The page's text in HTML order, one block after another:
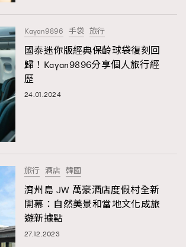
Kayan9896 手袋 旅行
國泰迷你版經典保齡球袋復刻回
歸！Kayan9896分享個人旅行經
歷
24.01.2024
旅行 酒店 韓國
濟州島 JW 萬豪酒店度假村全新
開幕：自然美景和當地文化成旅
遊新據點
27.12.2023